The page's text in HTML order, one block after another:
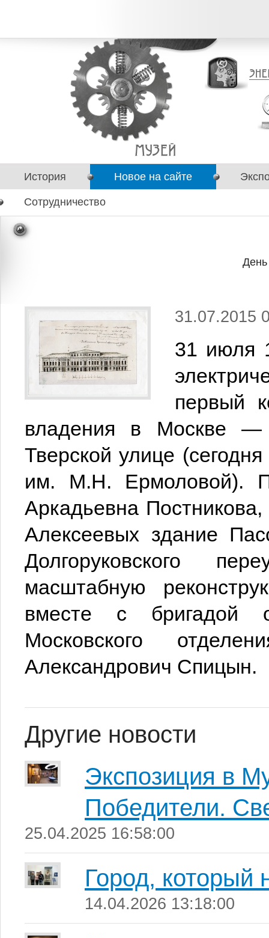
История Новое на сайте
Сотрудничество
31.07.2015
31 июля
первый
владения в Москве —
Тверской улице
им. М.Н. Ермоловой).
Аркадьевна
Алексеевых здание
Долгоруковского
масштабную
вместе с бригадой
Московского
Александрович Спицын.
Другие новости
Экспозиция в
Победители.
25.04.2025 16:58:00
Город, который
14.04.2026 13:18:00